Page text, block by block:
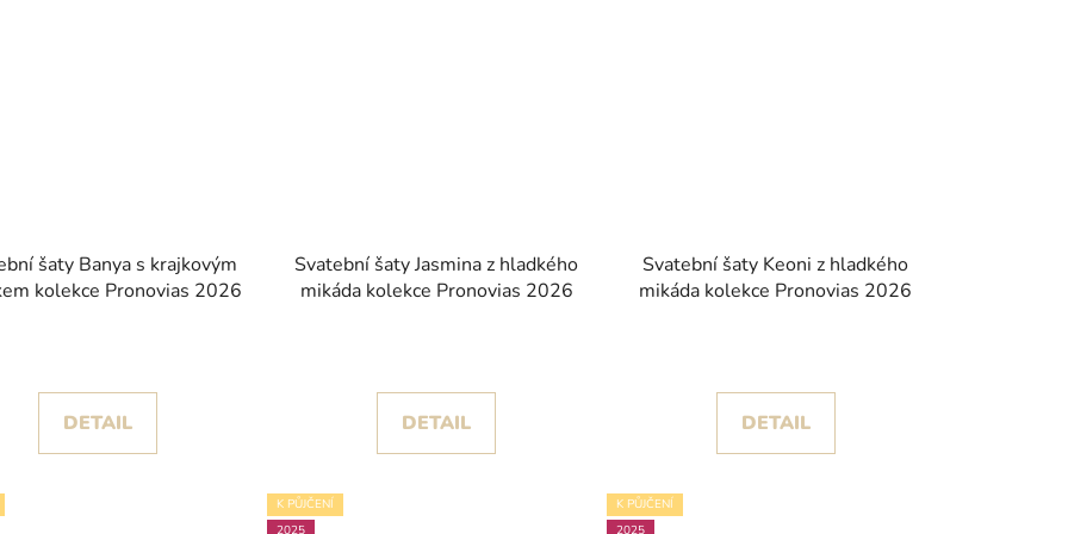
šaty Banya s krajkovým
kolekce Pronovias 2026
DETAIL
Svatební šaty Jasmina z hladkého
mikáda kolekce Pronovias 2026
DETAIL
Svatební šaty Keoni z hladkého
mikáda kolekce Pronovias 2026
DETAIL
K PŮJČENÍ
2025
K PŮJČENÍ
2025